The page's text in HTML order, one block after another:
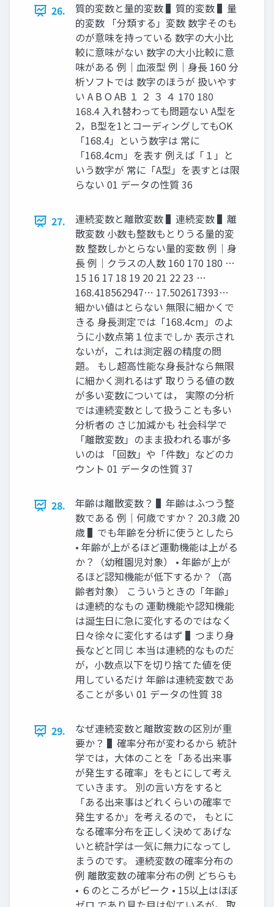
26.
質的変数と量的変数 ▌質的変数 ▌量
的変数 「分類する」変数 数字そのも
のが意味を持っている 数字の大小比
較に意味がない 数字の大小比較に意
味がある 例｜血液型 例｜身長 160 分
析ソフトでは 数字のほうが 扱いやす
い A B O AB １ ２ ３ ４ 170 180
168.4 入れ替わっても問題ない A型を
2，B型を1とコーディングしてもOK
「168.4」という数字は 常に
「168.4cm」を表す 例えば「１」と
いう数字が 常に「A型」を表すとは限
らない 01 データの性質 36
27.
連続変数と離散変数 ▌連続変数 ▌離
散変数 小数も整数もとりうる量的変
数 整数しかとらない量的変数 例｜身
長 例｜クラスの人数 160 170 180 …
15 16 17 18 19 20 21 22 23 …
168.418562947… 17.502617393…
細かい値はとらない 無限に細かくで
きる 身長測定では「168.4cm」のよ
うに小数点第１位までしか 表示され
ないが，これは測定器の精度の問
題。 もし超高性能な身長計なら無限
に細かく測れるはず 取りうる値の数
が多い変数については， 実際の分析
では連続変数として扱うことも多い
分析者の さじ加減かも 社会科学で
「離散変数」のまま扱われる事が多
いのは 「回数」や「件数」などのカ
ウント 01 データの性質 37
28.
年齢は離散変数？ ▌年齢はふつう整
数である 例｜何歳ですか？ 20.3歳 20
歳 ▌でも年齢を分析に使うとしたら
• 年齢が上がるほど運動機能は上がる
か？（幼稚園児対象） • 年齢が上が
るほど認知機能が低下するか？（高
齢者対象） こういうときの「年齢」
は連続的なもの 運動機能や認知機能
は誕生日に急に変化するのではなく
日々徐々に変化するはず ▌つまり身
長などと同じ 本当は連続的なものだ
が，小数点以下を切り捨てた値を使
用しているだけ 年齢は連続変数であ
ることが多い 01 データの性質 38
29.
なぜ連続変数と離散変数の区別が重
要か？ ▌確率分布が変わるから 統計
学では，大体のことを「ある出来事
が発生する確率」をもとにして考え
ていきます。 別の言い方をすると
「ある出来事はどれくらいの確率で
発生するか」を考えるので， もとに
なる確率分布を正しく決めてあげな
いと統計学は一気に無力になってし
まうのです。 連続変数の確率分布の
例 離散変数の確率分布の例 どちらも
• ６のところがピーク • 15以上はほぼ